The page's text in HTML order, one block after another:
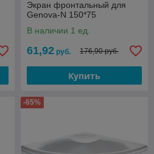
Экран фронтальный для
Genova-N 150*75
В наличии 1 ед.
61,92 руб. 176,90 руб.
Купить
-65%